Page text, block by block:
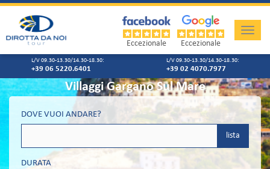
Toggle
Eccezionale Eccezionale
L/V 09.30-13.30/14.30-18.30:
+39 06 5220.6401
L/V 09.30-13.30/14.30-18.30:
+39 02 4070.7977
Villaggi Gargano Sul Mare
DOVE VUOI ANDARE?
lista
DURATA